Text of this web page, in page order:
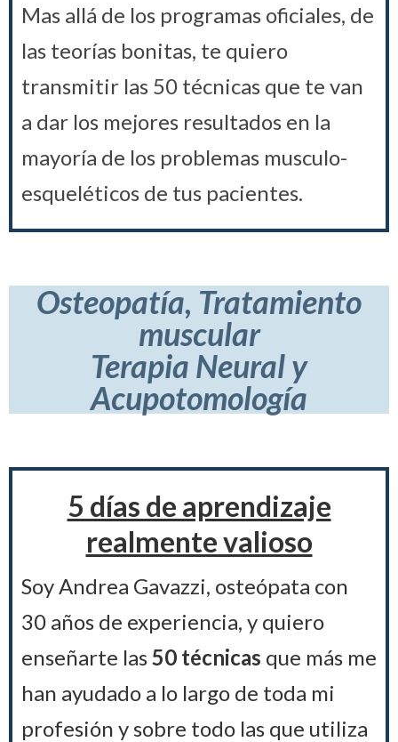
Mas allá de los programas oficiales, de
las teorías bonitas, te quiero
transmitir las 50 técnicas que te van
a dar los mejores resultados en la
mayoría de los problemas musculo-
esqueléticos de tus pacientes.
Osteopatía, Tratamiento
muscular
Terapia Neural y
Acupotomología
5 días de aprendizaje
realmente valioso
Soy Andrea Gavazzi, osteópata con
30 años de experiencia, y quiero
enseñarte las50 técnicas que más me
han ayudado a lo largo de toda mi
profesión y sobre todo las que utiliza